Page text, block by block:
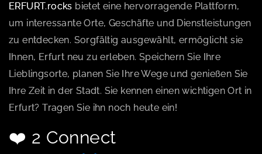
ERFURT.rocks bietet eine hervorragende Plattform,
um interessante Orte, Geschäfte und Dienstleistungen
zu entdecken. Sorgfältig ausgewählt, ermöglicht sie
Ihnen, Erfurt neu zu erleben. Speichern Sie Ihre
Lieblingsorte, planen Sie Ihre Wege und genießen Sie
Ihre Zeit in der Stadt. Sie kennen einen wichtigen Ort in
Erfurt? Tragen Sie ihn noch heute ein!
❤️ 2 Connect